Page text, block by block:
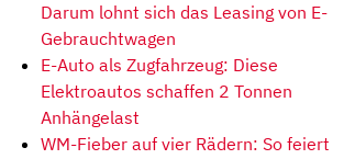
Darum lohnt sich das Leasing von E-
Gebrauchtwagen
E-Auto als Zugfahrzeug: Diese
Elektroautos schaffen 2 Tonnen
Anhängelast
WM-Fieber auf vier Rädern: So feiert